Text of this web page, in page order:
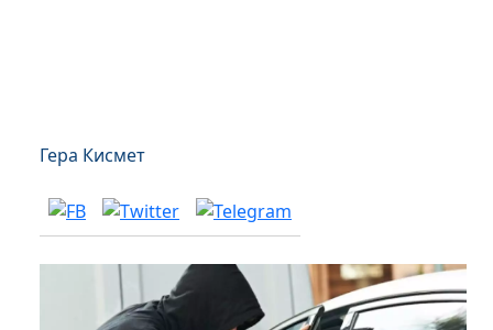
Гера Кисмет